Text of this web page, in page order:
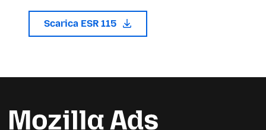
Scarica ESR 115